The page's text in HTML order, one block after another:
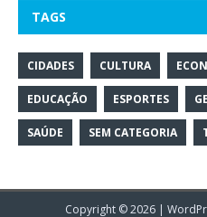
TAGS
CIDADES CULTURA
EDUCAÇÃO ESPORTES
SAÚDE SEM CATEGORIA
Copyright © 2026 |